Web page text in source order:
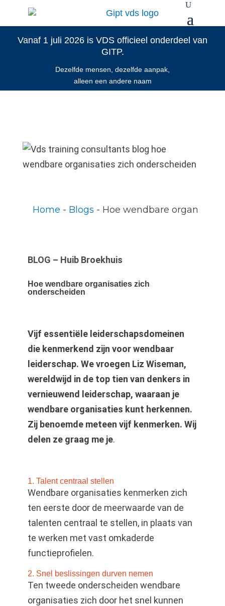
Vanaf 1 juli 2026 is VDS officieel onderdeel van
GITP.
Dezelfde mensen, dezelfde aanpak,
alleen een andere naam
Home - Blogs - Hoe wendbare
BLOG – Huib Broekhuis
Hoe wendbare organisaties zich
onderscheiden
Vijf essentiële leiderschapsdomeinen
die kenmerkend zijn voor wendbaar
leiderschap. We vroegen Liz Wiseman,
wereldwijd in de top tien van denkers in
vernieuwend leiderschap, waaraan je
wendbare organisaties kunt herkennen.
Zij benoemde meteen vijf kenmerken. Wij
delen ze graag me je.
1. Talent centraal stellen
Wendbare organisaties kenmerken zich
ten eerste door de meerwaarde van de
talenten centraal te stellen, in plaats van
te werken met vast omkaderde
functieprofielen.
2. Snel beslissingen durven nemen
Ten tweede onderscheiden wendbare
organisaties zich door het snel kunnen